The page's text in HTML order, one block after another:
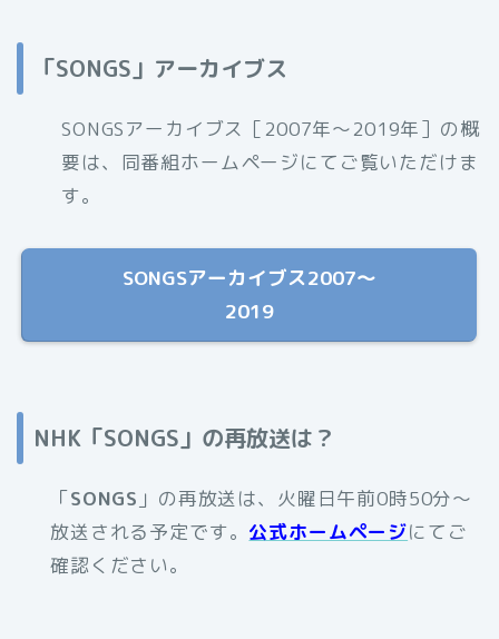
「SONGS」アーカイブス
SONGSアーカイブス［2007年〜2019年］の概
要は、同番組ホームページにてご覧いただけま
す。
SONGSアーカイブス2007〜
2019
NHK「SONGS」の再放送は？
「SONGS 」の再放送は、火曜日午前0時50分〜
放送される予定です。 公式ホームページにてご
確認ください。